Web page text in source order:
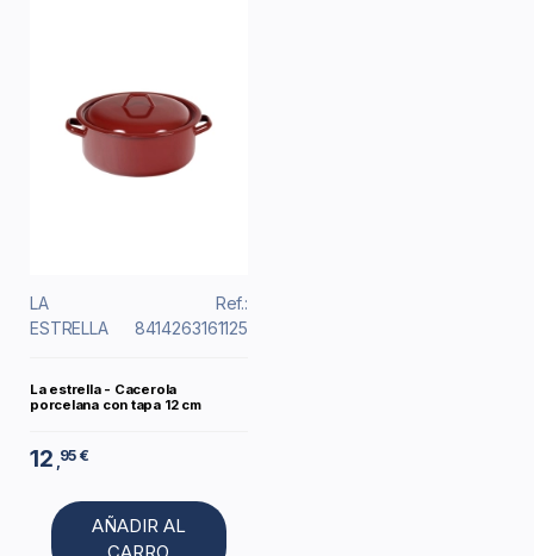
LA
ESTRELLA
Ref.:
8414263161125
La estrella - Cacerola
porcelana con tapa 12 cm
12 ,95 €
AÑADIR AL